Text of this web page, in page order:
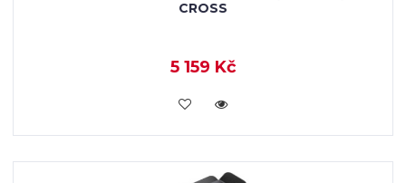
CROSS
5 159 Kč
KOUPIT